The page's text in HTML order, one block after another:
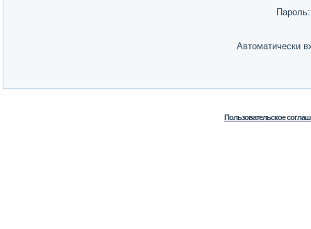
Пароль:
Автоматически
Пользовательское